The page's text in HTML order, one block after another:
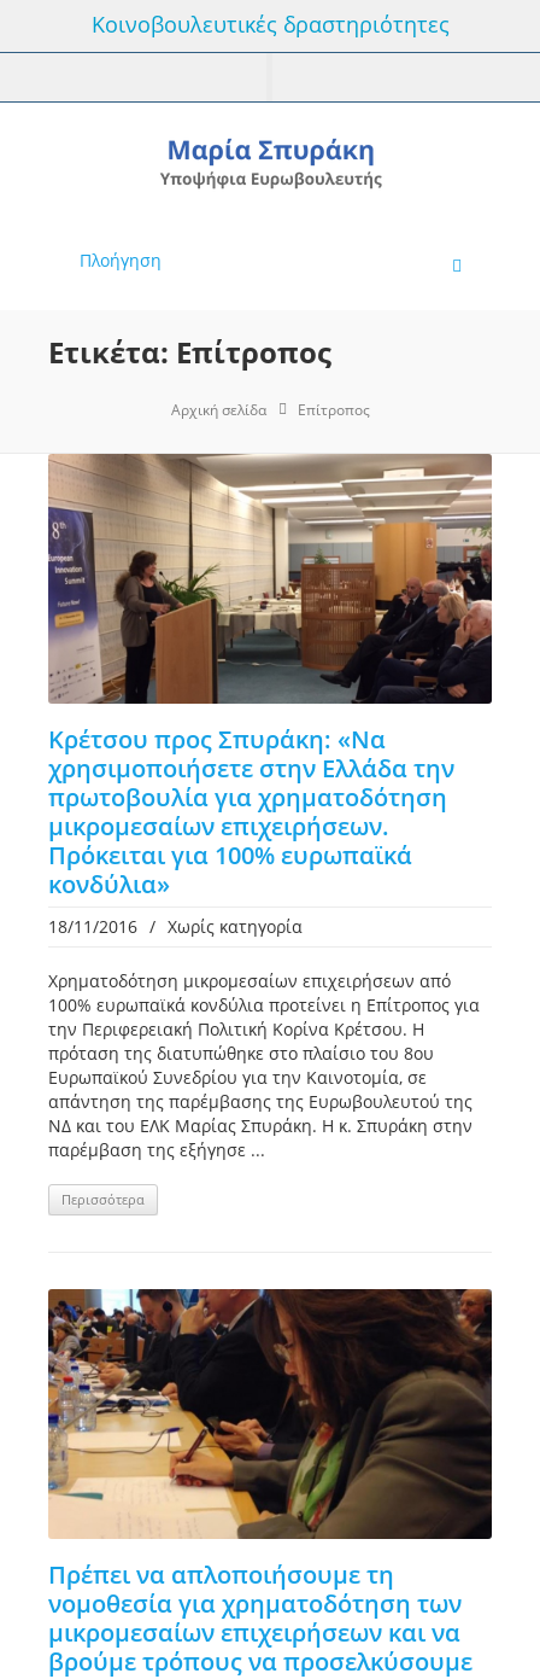
Κοινοβουλευτικές δραστηριότητες
Πλοήγηση
Ετικέτα: Επίτροπος
Αρχική σελίδα Επίτροπος
Κρέτσου προς Σπυράκη: «Να
χρησιμοποιήσετε στην Ελλάδα την
πρωτοβουλία για χρηματοδότηση
μικρομεσαίων επιχειρήσεων.
Πρόκειται για 100% ευρωπαϊκά
κονδύλια»
18/11/2016 / Χωρίς κατηγορία
Χρηματοδότηση μικρομεσαίων επιχειρήσεων από
100% ευρωπαϊκά κονδύλια προτείνει η Επίτροπος για
την Περιφερειακή Πολιτική Κορίνα Κρέτσου. Η
πρόταση της διατυπώθηκε στο πλαίσιο του 8ου
Ευρωπαϊκού Συνεδρίου για την Καινοτομία, σε
απάντηση της παρέμβασης της Ευρωβουλευτού της
ΝΔ και του ΕΛΚ Μαρίας Σπυράκη. Η κ. Σπυράκη στην
παρέμβαση της εξήγησε ...
Περισσότερα
Πρέπει να απλοποιήσουμε τη
νομοθεσία για χρηματοδότηση των
μικρομεσαίων επιχειρήσεων και να
βρούμε τρόπους να προσελκύσουμε